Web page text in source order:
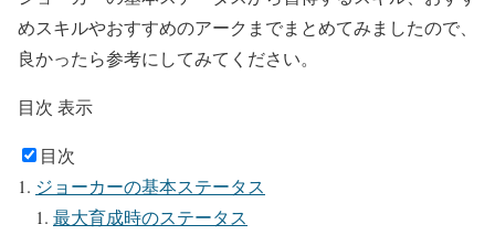
めスキルやおすすめのアークまでまとめてみましたので、
良かったら参考にしてみてください。
目次 表示
目次
ジョーカーの基本ステータス
最大育成時のステータス